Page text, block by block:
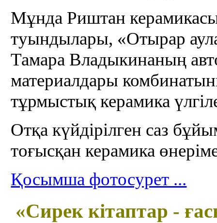
Мұнда Риштан
туындылары, «Отырар
Тамара Владыкинаның
материалдары
тұрмыстық керамика
Отқа күйдірілген саз
тоғысқан керамика
Қосымша фотосурет ...
«Сирек кітаптар -